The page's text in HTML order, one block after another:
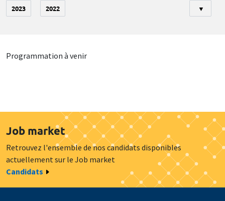
2023 2022 ▼
Programmation à venir
Job market
Retrouvez l'ensemble de nos candidats disponibles
actuellement sur le Job market
Candidats